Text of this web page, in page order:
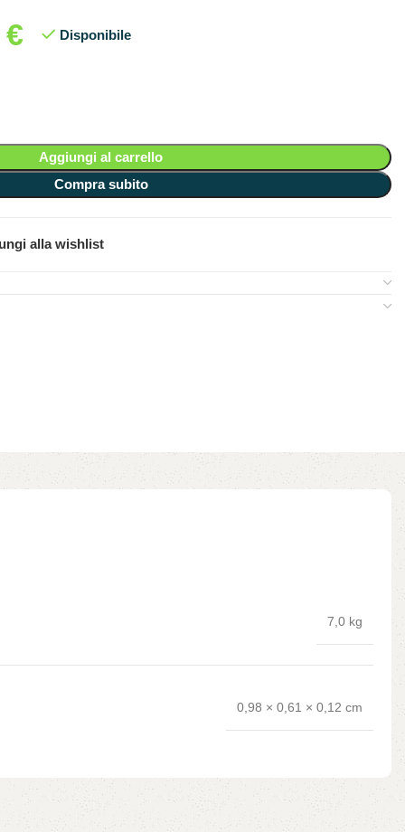
€ Disponibile
Aggiungi al carrello
Compra subito
alla wishlist
7,0 kg
0,98 × 0,61 × 0,12 cm